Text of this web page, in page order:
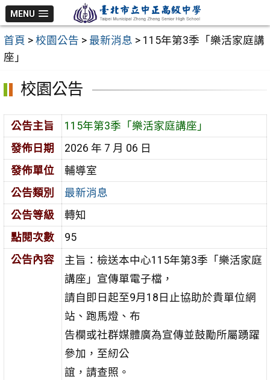
跳
至
主
要
MENU
首頁 > 校園公告 > 最新消息 > 115年第3季「樂活家庭講
座」
校園公告
公告主旨
115年第3季「樂活家庭講座」
發佈日期
2026 年 7 月 06 日
發佈單位
輔導室
公告類別
最新消息
公告等級
轉知
點閱次數
95
公告內容
主旨：檢送本中心115年第3季「樂活家庭
講座」宣傳單電子檔，
請自即日起至9月18日止協助於貴單位網
站、跑馬燈、布
告欄或社群媒體廣為宣傳並鼓勵所屬踴躍
參加，至紉公
誼，請查照。